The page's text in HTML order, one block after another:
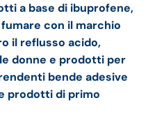
a base di ibuprofene,
con il marchio
il reflusso acido,
donne e prodotti per
bende adesive
prodotti di primo